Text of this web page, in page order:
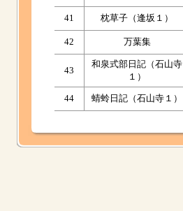
41 枕草子（逢坂１）
42 万葉集
43
和泉式部日記（石山寺
１）
44 蜻蛉日記（石山寺１）